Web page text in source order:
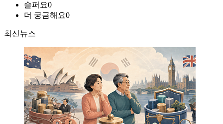
슬퍼요0
더 궁금해요0
최신뉴스